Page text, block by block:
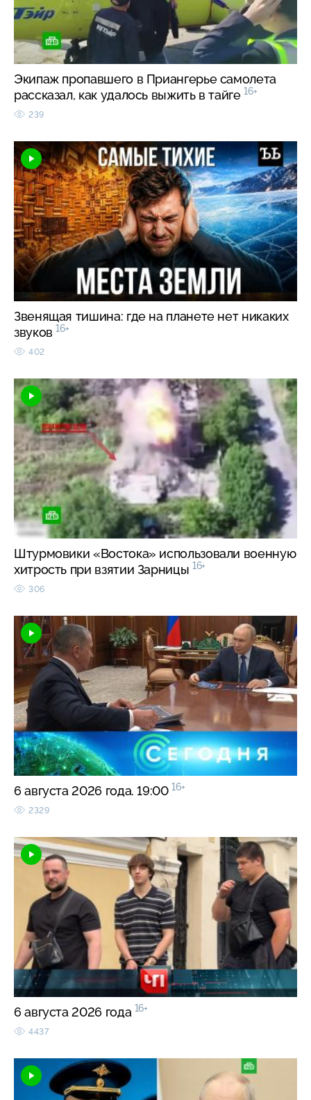
Экипаж пропавшего в Приангерье самолета
рассказал, как удалось выжить в тайге 16+
239
Звенящая тишина: где на планете нет никаких
звуков 16+
402
Штурмовики «Востока» использовали военную
хитрость при взятии Зарницы 16+
306
6 августа 2026 года. 19:00 16+
2329
6 августа 2026 года 16+
4437